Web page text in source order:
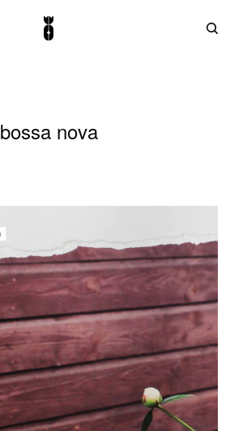
bossa nova